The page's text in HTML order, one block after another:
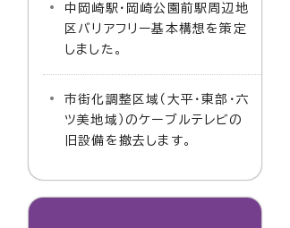
中岡崎駅・岡崎公園前駅周辺地
区バリアフリー基本構想を策定
しました。
市街化調整区域（大平・東部・六
ツ美地域）のケーブルテレビの
旧設備を撤去します。